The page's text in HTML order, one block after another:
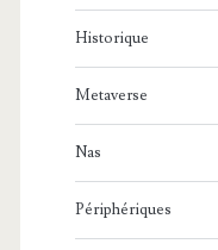
Historique
Metaverse
Nas
Périphériques